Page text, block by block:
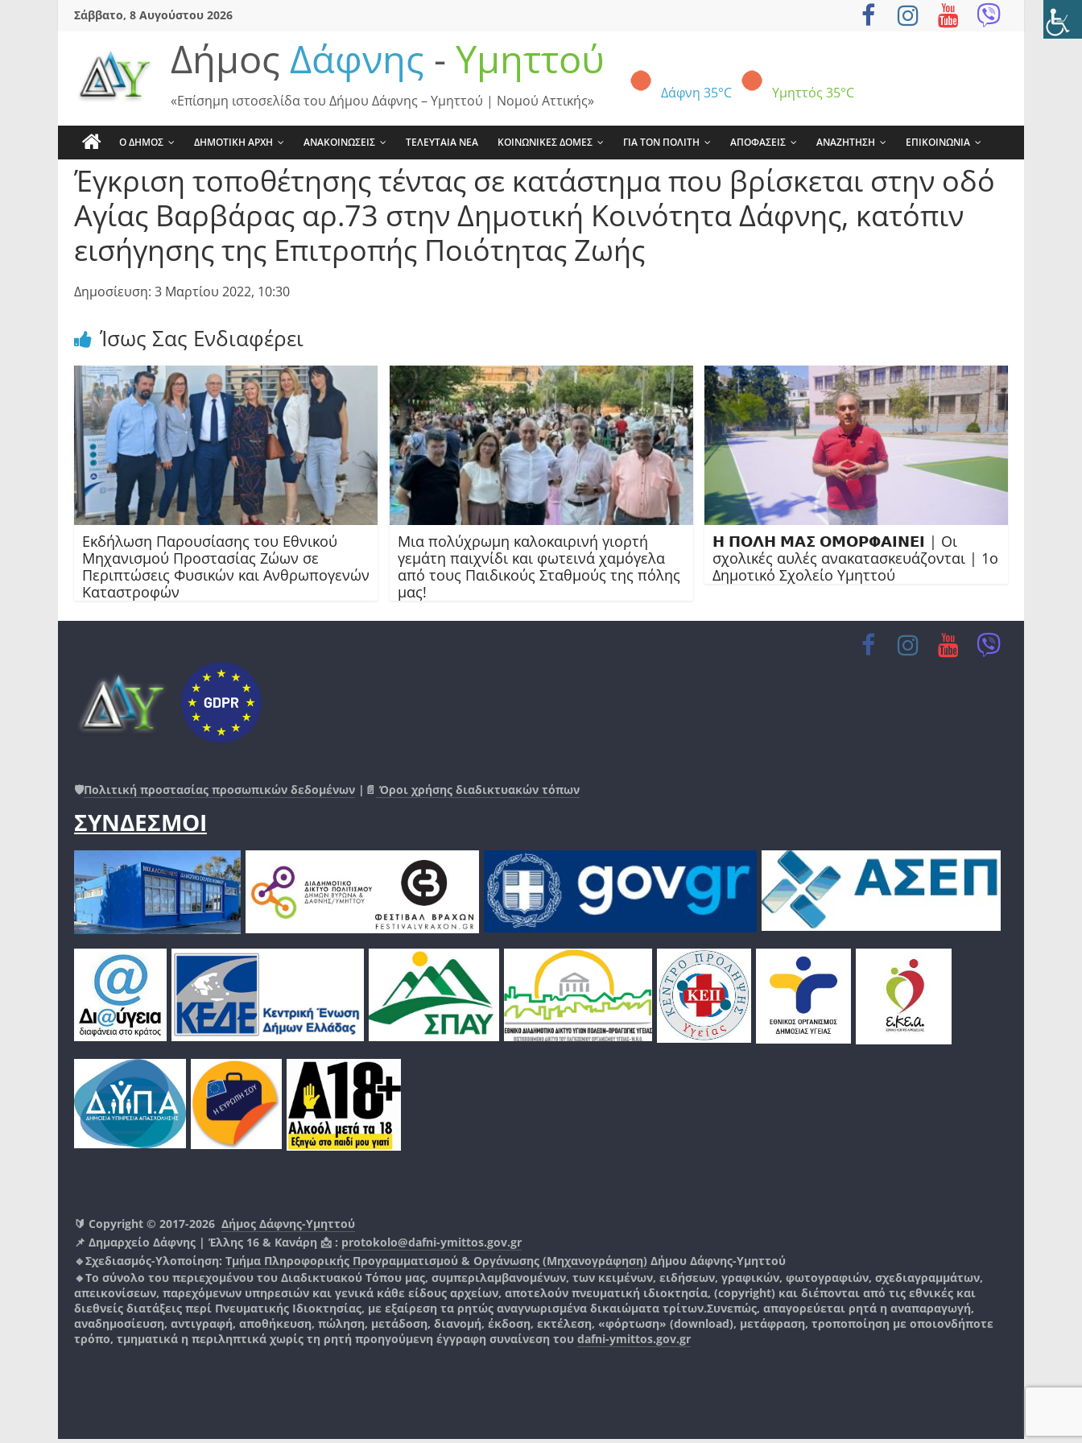
SkipΣάββατο, 8 Αυγούστου 2026
Δήμος Δάφνης - Υμηττού
Δάφνη 35°C Υμηττός 35°C
«Επίσημη ιστοσελίδα του Δήμου Δάφνης – Υμηττού | Νομού Αττικής»
Ο ΔΗΜΟΣ ΔΗΜΟΤΙΚΗ ΑΡΧΗ ΑΝΑΚΟΙΝΩΣΕΙΣ ΤΕΛΕΥΤΑΙΑ ΝΕΑ ΚΟΙΝΩΝΙΚΕΣ ΔΟΜΕΣ ΓΙΑ ΤΟΝ ΠΟΛΙΤΗ ΑΠΟΦΑΣΕΙΣ ΑΝΑΖΗΤΗΣΗ ΕΠΙΚΟΙΝΩΝΙΑ
Έγκριση τοποθέτησης τέντας σε κατάστημα που βρίσκεται στην οδό
Αγίας Βαρβάρας αρ.73 στην Δημοτική Κοινότητα Δάφνης, κατόπιν
εισήγησης της Επιτροπής Ποιότητας Ζωής
Δημοσίευση: 3 Μαρτίου 2022, 10:30
Ίσως Σας Ενδιαφέρει
Εκδήλωση Παρουσίασης του Εθνικού
Μηχανισμού Προστασίας Ζώων σε
Περιπτώσεις Φυσικών και Ανθρωπογενών
Καταστροφών
Μια πολύχρωμη καλοκαιρινή γιορτή
γεμάτη παιχνίδι και φωτεινά χαμόγελα
από τους Παιδικούς Σταθμούς της πόλης
μας!
𝝜 𝝥𝝤𝝠𝝜 𝝡𝝖𝝨 𝝤𝝡𝝤𝝦𝝫𝝖𝝞𝝢𝝚𝝞 | Οι
σχολικές αυλές ανακατασκευάζονται | 1ο
Δημοτικό Σχολείο Υμηττού
🛡️Πολιτική προστασίας προσωπικών δεδομένων |📄 Όροι χρήσης διαδικτυακών τόπων
ΣΥΝΔΕΣΜΟΙ
🔰 Copyright © 2017-2026 Δήμος Δάφνης-Υμηττού
📌 Δημαρχείο Δάφνης | Έλλης 16 & Κανάρη 📩 : protokolo@dafni-ymittos.gov.gr
🔹Σχεδιασμός-Υλοποίηση: Τμήμα Πληροφορικής Προγραμματισμού & Οργάνωσης (Μηχανογράφηση) Δήμου Δάφνης-Υμηττού
🔸Το σύνολο του περιεχομένου του Διαδικτυακού Τόπου μας, συμπεριλαμβανομένων, των κειμένων, ειδήσεων, γραφικών, φωτογραφιών, σχεδιαγραμμάτων,
απεικονίσεων, παρεχόμενων υπηρεσιών και γενικά κάθε είδους αρχείων, αποτελούν πνευματική ιδιοκτησία, (copyright) και διέπονται από τις εθνικές και
διεθνείς διατάξεις περί Πνευματικής Ιδιοκτησίας, με εξαίρεση τα ρητώς αναγνωρισμένα δικαιώματα τρίτων.Συνεπώς, απαγορεύεται ρητά η αναπαραγωγή,
αναδημοσίευση, αντιγραφή, αποθήκευση, πώληση, μετάδοση, διανομή, έκδοση, εκτέλεση, «φόρτωση» (download), μετάφραση, τροποποίηση με οποιονδήποτε
τρόπο, τμηματικά η περιληπτικά χωρίς τη ρητή προηγούμενη έγγραφη συναίνεση του dafni-ymittos.gov.gr